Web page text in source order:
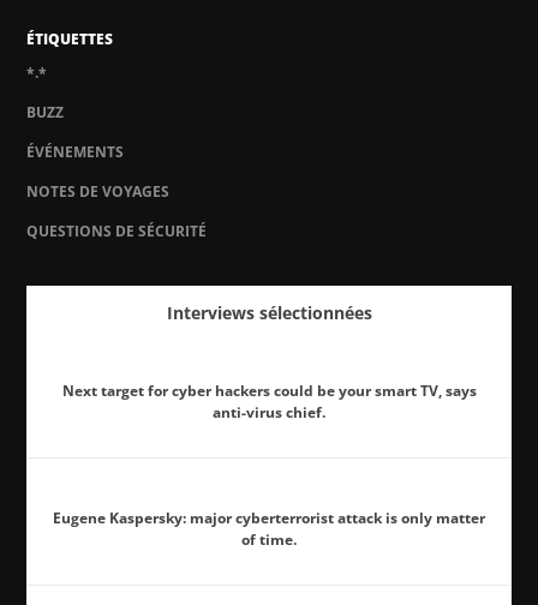
ÉTIQUETTES
*.*
BUZZ
ÉVÉNEMENTS
NOTES DE VOYAGES
QUESTIONS DE SÉCURITÉ
Interviews sélectionnées
Next target for cyber hackers could be your smart TV, says
anti-virus chief.
Eugene Kaspersky: major cyberterrorist attack is only matter
of time.